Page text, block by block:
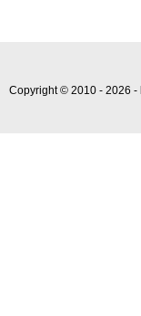
Copyright © 2010 - 2026 -